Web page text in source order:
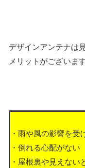
デザインアンテナは
メリットがございます
・雨や風の影響を
・倒れる心配がない
・屋根裏や見えな